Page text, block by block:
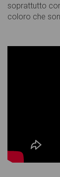
soprattutto
coloro che